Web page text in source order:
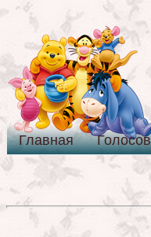
Главная